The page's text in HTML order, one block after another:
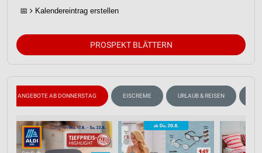
📅 Kalendereintrag erstellen
PROSPEKT BLÄTTERN
ANGEBOTE AB DONNERSTAG EISCREME URLAUB & REISEN